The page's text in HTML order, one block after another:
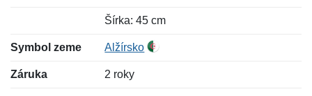
Šírka: 45 cm
Symbol zeme Alžírsko
Záruka 2 roky